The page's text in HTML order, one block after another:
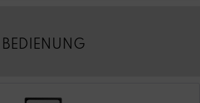
BEDIENUNG